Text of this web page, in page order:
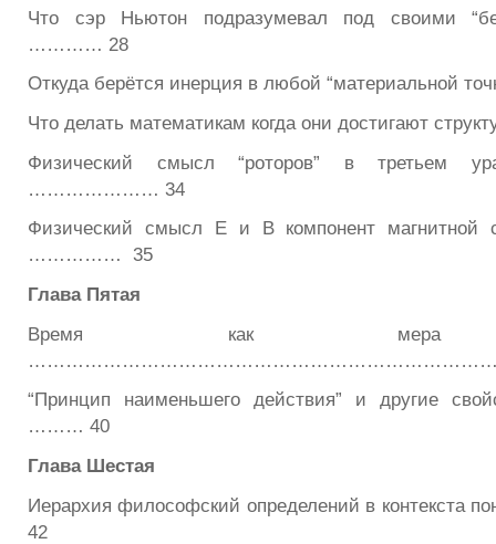
Что сэр Ньютон подразумевал под своими
………… 28
Откуда берётся инерция в любой “материальной
Что делать математикам когда они достигают
Физический смысл “роторов” в третьем
………………… 34
Физический смысл E и B компонент
…………… 35
Глава Пятая
Время как мера
“Принцип наименьшего действия” и другие
……… 40
Глава Шестая
Иерархия философский определений в контекста
42